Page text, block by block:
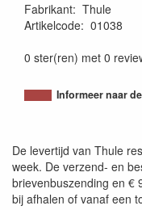
Fabrikant: Thule
Artikelcode: 01038
0 ster(ren) met 0
Informeer naar
De levertijd van Thule
week. De verzend- en
brievenbuszending en €
bij afhalen of vanaf een